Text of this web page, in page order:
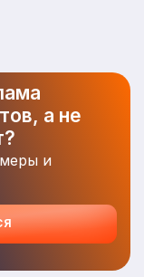
а не
и